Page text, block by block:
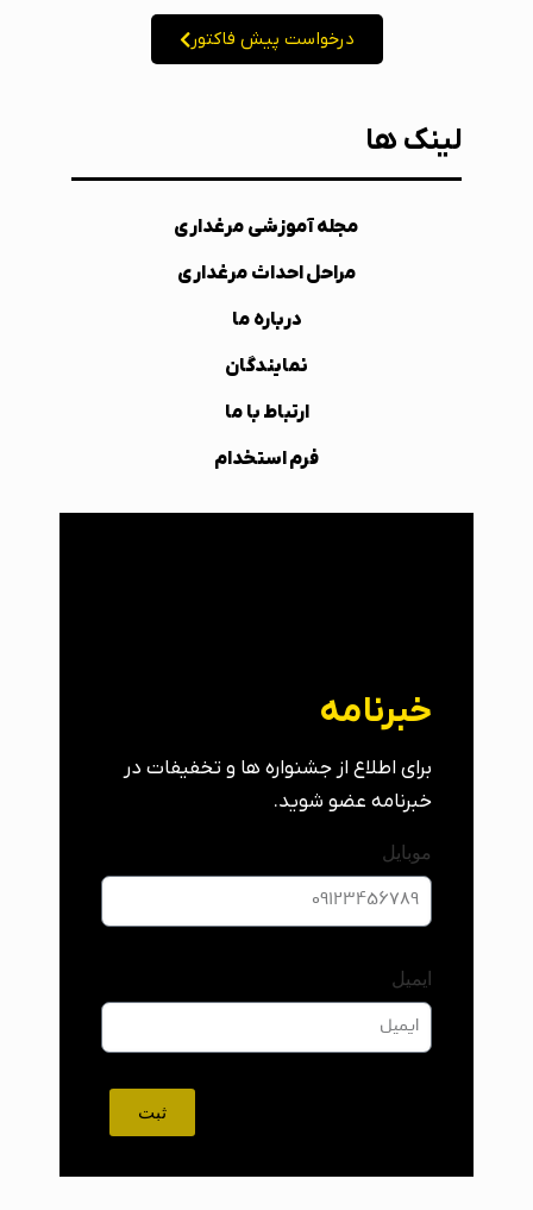
درخواست پیش فاکتور
لینک ها
مجله آموزشی مرغداری
مراحل احداث مرغداری
درباره ما
نمایندگان
ارتباط با ما
فرم استخدام
خبرنامه
برای اطلاع از جشنواره ها و تخفیفات در
خبرنامه عضو شوید.
موبایل
ایمیل
ثبت